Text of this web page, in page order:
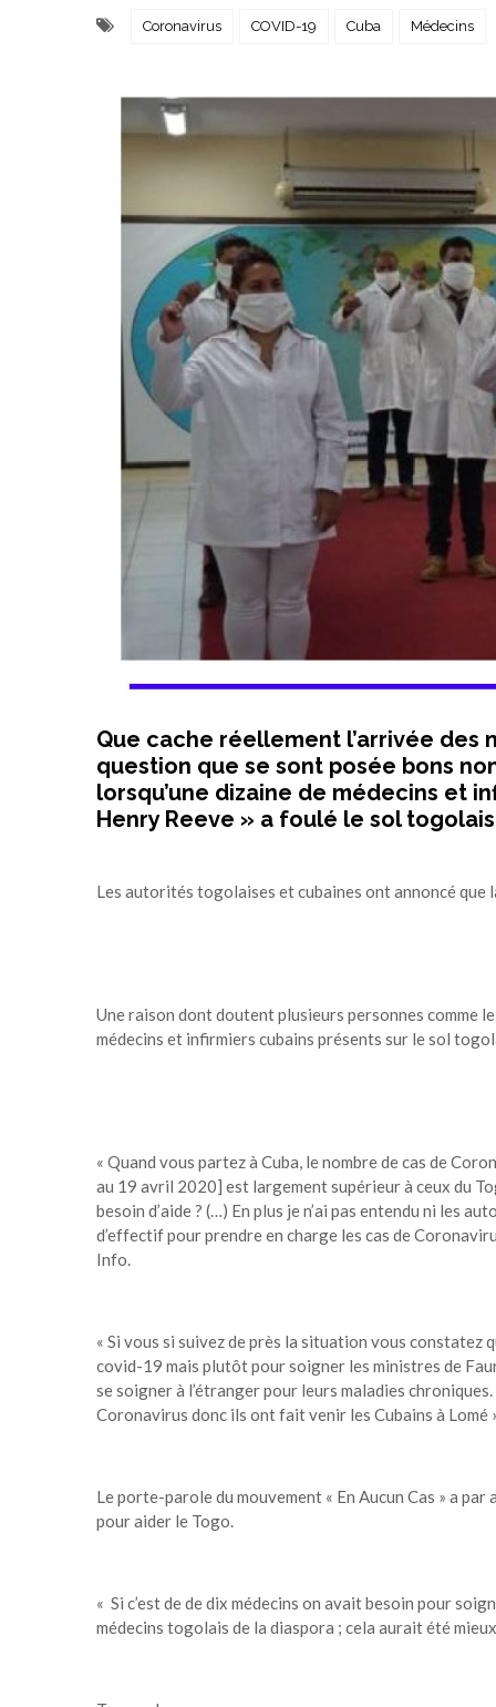
Coronavirus COVID-19 Cuba Médecins
Que cache réellement l’arrivée des
question que se sont posée bons
lorsqu’une dizaine de médecins et
Henry Reeve » a foulé le sol
Les autorités togolaises et cubaines ont annoncé que
Une raison dont doutent plusieurs personnes comme
médecins et infirmiers cubains présents sur le sol
« Quand vous partez à Cuba, le nombre de cas de
au 19 avril 2020] est largement supérieur à ceux du
besoin d’aide ? (…) En plus je n’ai pas entendu ni les
d’effectif pour prendre en charge les cas de
Info.
« Si vous si suivez de près la situation vous constatez
covid-19 mais plutôt pour soigner les ministres de
se soigner à l’étranger pour leurs maladies
Coronavirus donc ils ont fait venir les Cubains à Lomé
Le porte-parole du mouvement « En Aucun Cas » a
pour aider le Togo.
« Si c’est de de dix médecins on avait besoin pour
médecins togolais de la diaspora ; cela aurait été